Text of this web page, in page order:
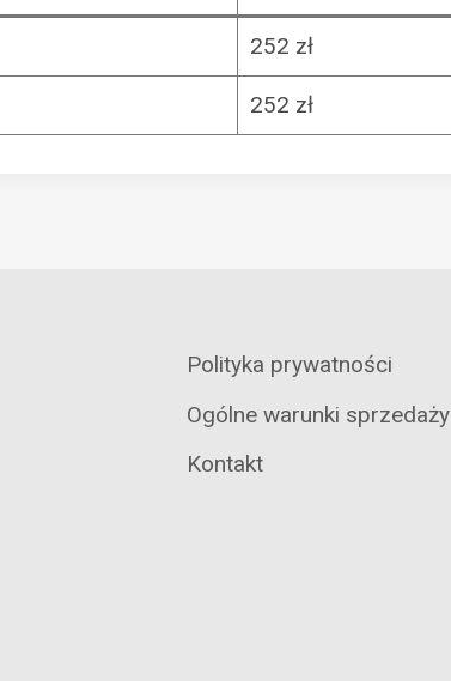
252 zł
252 zł
Polityka prywatności
Ogólne warunki sprzedaży
Kontakt